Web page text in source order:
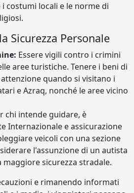
costumi locali e le norme di
Sicurezza Personale
Essere vigili contro i crimini
aree turistiche. Tenere i beni di
quando si visitano i
e Azraq, nonché le aree vicino
chi intende guidare, è
Internazionale e assicurazione
veicoli con una sezione
l'assunzione di un autista
maggiore sicurezza stradale.
e rimanendo informati